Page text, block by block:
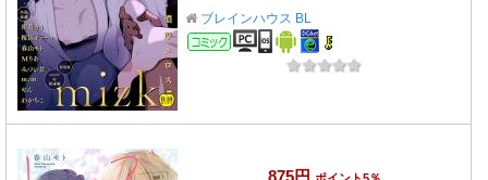
ブレインハウス BL
コミック
875円